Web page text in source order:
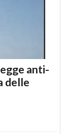
anti-
delle